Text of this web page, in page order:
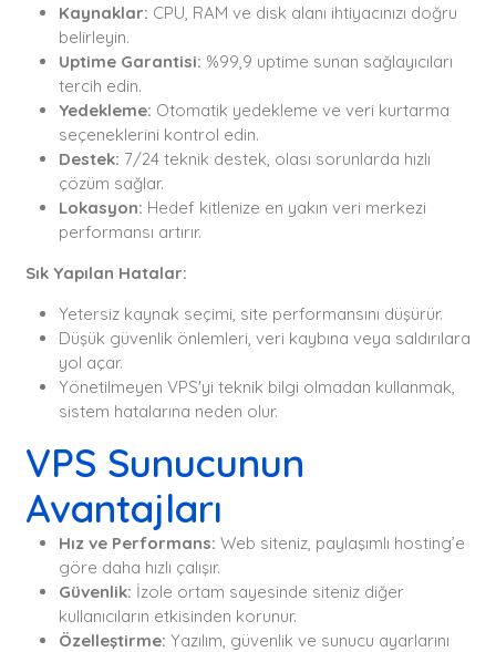
Kaynaklar: CPU, RAM ve disk alanı ihtiyacınızı doğru
belirleyin.
Uptime Garantisi: %99,9 uptime sunan sağlayıcıları
tercih edin.
Yedekleme: Otomatik yedekleme ve veri kurtarma
seçeneklerini kontrol edin.
Destek: 7/24 teknik destek, olası sorunlarda hızlı
çözüm sağlar.
Lokasyon: Hedef kitlenize en yakın veri merkezi
performansı artırır.
Sık Yapılan Hatalar:
Yetersiz kaynak seçimi, site performansını düşürür.
Düşük güvenlik önlemleri, veri kaybına veya saldırılara
yol açar.
Yönetilmeyen VPS'yi teknik bilgi olmadan kullanmak,
sistem hatalarına neden olur.
VPS Sunucunun
Avantajları
Hız ve Performans: Web siteniz, paylaşımlı hosting’e
göre daha hızlı çalışır.
Güvenlik: İzole ortam sayesinde siteniz diğer
kullanıcıların etkisinden korunur.
Özelleştirme: Yazılım, güvenlik ve sunucu ayarlarını